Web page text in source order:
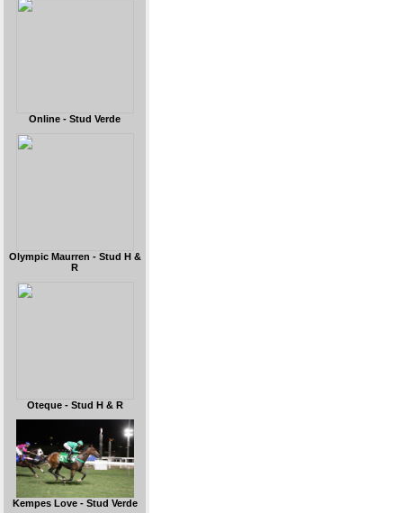
Online - Stud Verde
Olympic Maurren - Stud H &
R
Oteque - Stud H & R
Kempes Love - Stud Verde